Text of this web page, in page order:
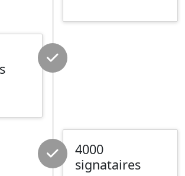
4000
signataires